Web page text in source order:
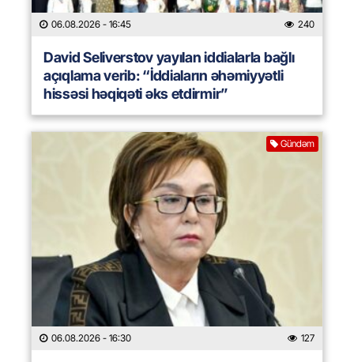
06.08.2026 - 16:45 240
David Seliverstov yayılan iddialarla bağlı
açıqlama verib: “İddiaların əhəmiyyətli
hissəsi həqiqəti əks etdirmir”
Gündəm
06.08.2026 - 16:30 127